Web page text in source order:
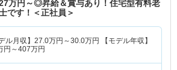
27万円～◎昇給＆賞与あり！住宅型有料老
です！＜正社員＞
ル月収】 27.0万円～30.0万円
【モデル年収】
円～407万円